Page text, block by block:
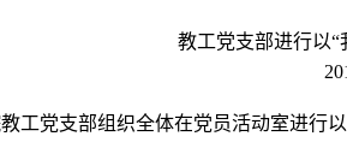
教工党支部进行以
工党支部组织全体在党员活动室进行